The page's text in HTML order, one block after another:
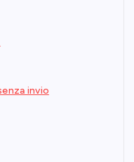
invio